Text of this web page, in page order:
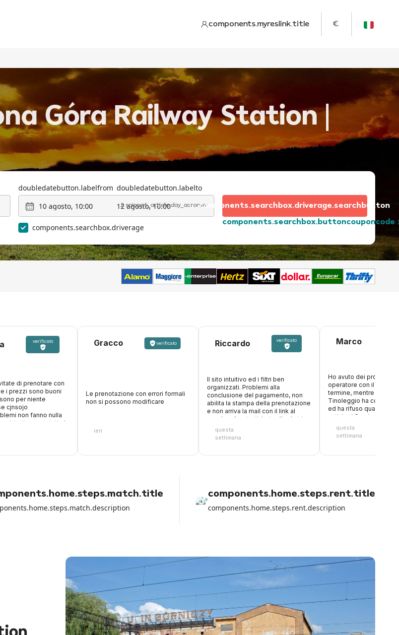
components.myreslink.title €
Góra Railway Station |
doubledatebutton.labelfrom doubledatebutton.labelto
10 agosto, 10:00
12 agosto, 10:00
2 snippet_article.day_acronym
components.searchbox.driverage
components.searchbox.buttoncouponcode
components.searchbox.driverage.searchbutton
verificato
di prenotare con
i prezzi sono buoni
per niente
cjnsojo
non fanno nulla
trattengono tutta la
di debito, paghi
con cui hai
fatto NULLA per
girare la colpa sul
aeroporto.
Gracco verificato
Le prenotazione con errori formali
non si possono modificare
ieri
Riccardo verificato
Il sito intuitivo ed i filtri ben
organizzati. Problemi alla
conclusione del pagamento, non
abilita la stampa della prenotazione
e non arriva la mail con il link al
voucher. Aperto ticket sulla chat in
attesa risposta
questa
settimana
Marco
Ho avuto dei problemi
operatore con il
termine, mentre ero in
Tinoleggio ha
ed ha rifuso quanto
anticipo! Grazie ancora
questa
settimana
components.home.steps.rent.title
components.home.steps.rent.description